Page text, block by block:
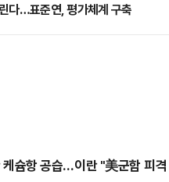
다…표준연, 평가체계 구축
슘항 공습…이란 "美군함 피